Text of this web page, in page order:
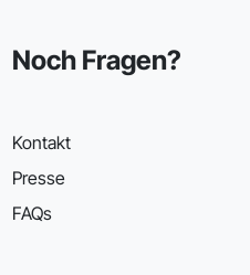
Noch Fragen?
Kontakt
Presse
FAQs